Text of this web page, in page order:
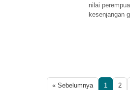
nilai
kesenjangan
« Sebelumnya 1 2